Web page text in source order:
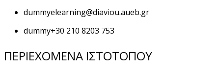
dummyelearning@diaviou.aueb.gr
dummy+30 210 8203 753
ΠΕΡΙΕΧΟΜΕΝΑ ΙΣΤΟΤΟΠΟΥ